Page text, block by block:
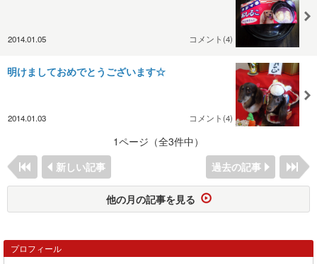
2014.01.05 コメント(4)
明けましておめでとうございます☆
2014.01.03 コメント(4)
1ページ（全3件中）
新しい記事
過去の記事
他の月の記事を見る
プロフィール